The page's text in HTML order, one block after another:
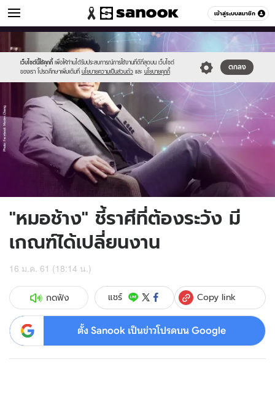
เข้าสู่ระบบสมาชิก
ดูดวง หมวดอื่นๆ
เว็บไซต์นี้ใช้คุกกี้ เพื่อให้ท่านได้รับประสบการณ์การใช้งานที่ดีที่สุดบน เว็บไซต์
ของเรา โปรดศึกษาเพิ่มเติมที่ นโยบายความเป็นส่วนตัว และ นโยบายคุกกี้
ตกลง
//s.isanook.com/sr/0/images/logo-
new-
sanook.png
//s.isanook.com/ho/0/ud/26/131081/horo_thumb600x360_chang2.jpg
"หมอช้าง" ชี้ราศีที่ต้องระวัง มี
เกณฑ์ได้เปลี่ยนงาน
16 ม.ค. 61 (18:14 น.)
กดฟัง แชร์ Copy link
ตั้ง Sanook เป็นข่าวโปรดบน Google